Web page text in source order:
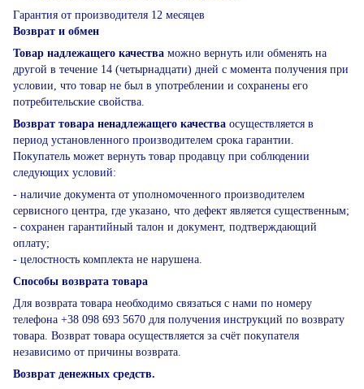
Гарантия от производителя 12 месяцев
Возврат и обмен
Товар надлежащего качества можно вернуть или обменять на
другой в течение 14 (четырнадцати) дней с момента получения при
условии, что товар не был в употреблении и сохранены его
потребительские свойства.
Возврат товара ненадлежащего качества осуществляется в
период установленного производителем срока гарантии.
Покупатель может вернуть товар продавцу при соблюдении
следующих условий:
- наличие документа от уполномоченного производителем
сервисного центра, где указано, что дефект является существенным;
- сохранен гарантийный талон и документ, подтверждающий
оплату;
- целостность комплекта не нарушена.
Способы возврата товара
Для возврата товара необходимо связаться с нами по номеру
телефона +38 098 693 5670 для получения инструкций по возврату
товара. Возврат товара осуществляется за счёт покупателя
независимо от причины возврата.
Возврат денежных средств.